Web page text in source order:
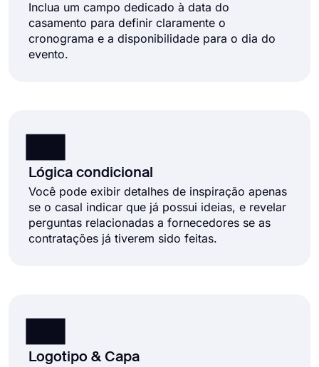
Inclua um campo dedicado à data do
casamento para definir claramente o
cronograma e a disponibilidade para o dia do
evento.
Lógica condicional
Você pode exibir detalhes de inspiração apenas
se o casal indicar que já possui ideias, e revelar
perguntas relacionadas a fornecedores se as
contratações já tiverem sido feitas.
Logotipo & Capa